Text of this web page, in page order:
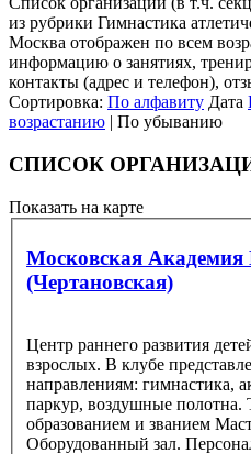
из рубрики Гимнастика
Москва отображен по всем
информацию о занятиях,
контакты (адрес и телефон),
Сортировка: По алфавиту Дата
возрастанию | По убыванию
СПИСОК
Показать на карте
Московская Академия
(Чертановская)
Центр раннего развития
взрослых. В клубе
направлениям: гимнастика,
паркур, воздушные
образованием и званием
Оборудованный зал.